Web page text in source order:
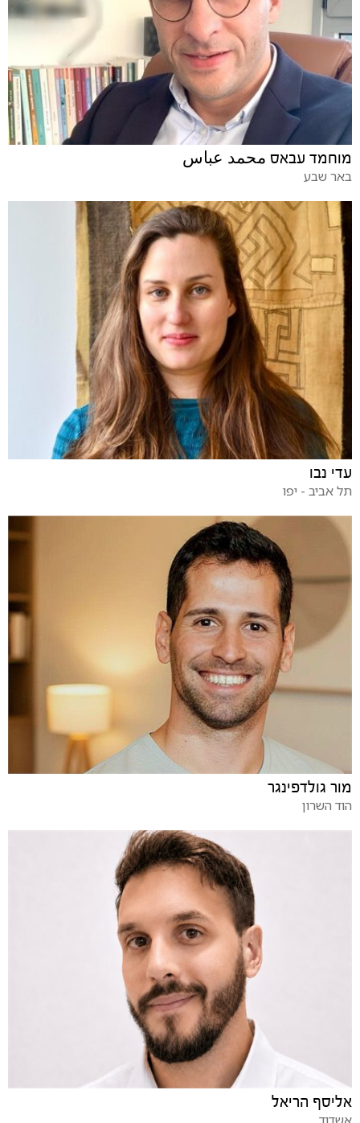
מוחמד עבאס محمد عباس
באר שבע
עדי נבו
תל אביב - יפו
מור גולדפינגר
הוד השרון
אליסף הריאל